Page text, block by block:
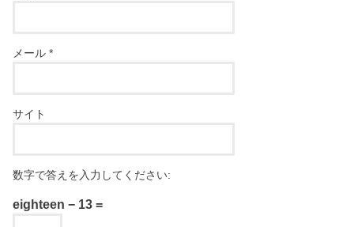
メール*
サイト
数字で答えを入力してください:
eighteen − 13 =